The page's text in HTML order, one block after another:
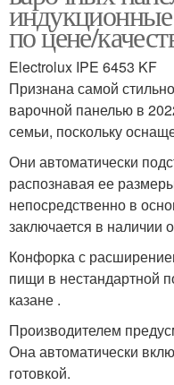
по цене/
Electrolux IPE 6453 KF
Признана самой
варочной панелью в
семьи, поскольку
Они автоматически
распознавая ее
непосредственно в
заключается в наличии
Конфорка с
пищи в нестандартной
казане .
Производителем
Она автоматически
готовкой.